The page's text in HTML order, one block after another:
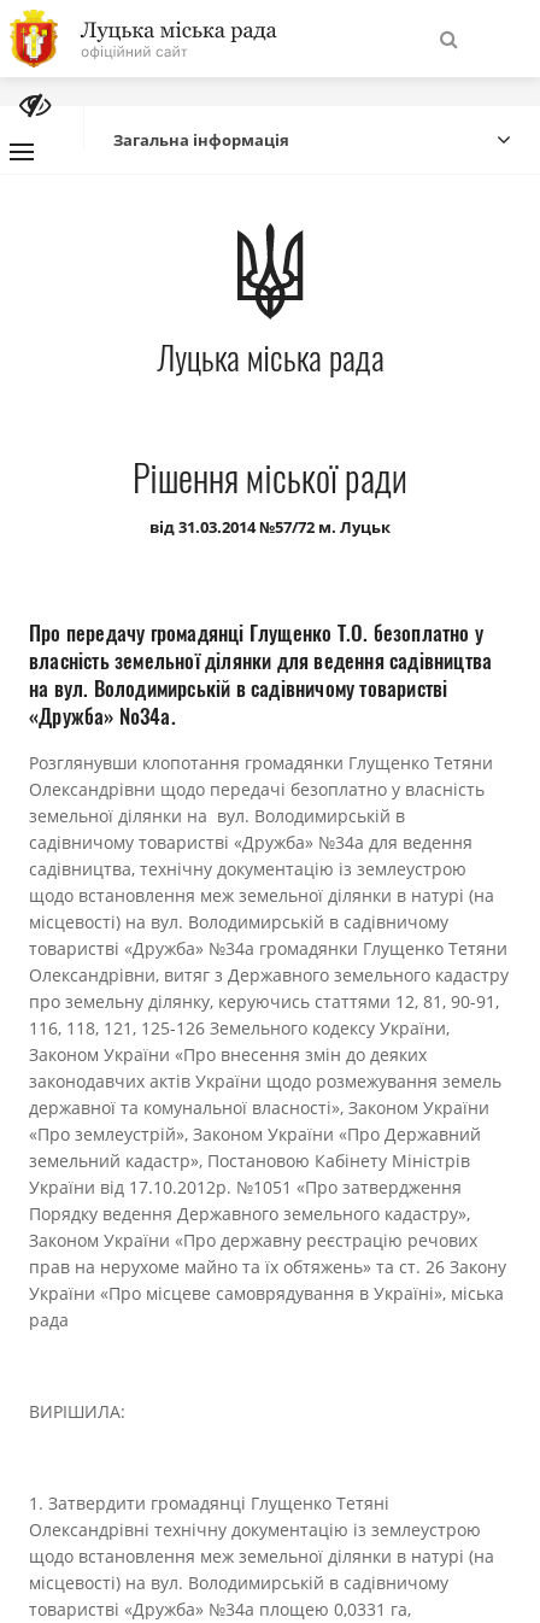
На
головну
Про місто
Міська влада
Міська рада
Публічна інформація
Документи
Загальна інформація
Луцька міська рада
Рішення міської ради
від 31.03.2014 №57/72 м. Луцьк
Про передачу громадянці Глущенко Т.О. безоплатно у
власність земельної ділянки для ведення садівництва
на вул. Володимирській в садівничому товаристві
«Дружба» №34а.
Розглянувши клопотання громадянки Глущенко Тетяни
Олександрівни щодо передачі безоплатно у власність
земельної ділянки на вул. Володимирській в
садівничому товаристві «Дружба» №34а для ведення
садівництва, технічну документацію із землеустрою
щодо встановлення меж земельної ділянки в натурі (на
місцевості) на вул. Володимирській в садівничому
товаристві «Дружба» №34а громадянки Глущенко Тетяни
Олександрівни, витяг з Державного земельного кадастру
про земельну ділянку, керуючись статтями 12, 81, 90-91,
116, 118, 121, 125-126 Земельного кодексу України,
Законом України «Про внесення змін до деяких
законодавчих актів України щодо розмежування земель
державної та комунальної власності», Законом України
«Про землеустрій», Законом України «Про Державний
земельний кадастр», Постановою Кабінету Міністрів
України від 17.10.2012р. №1051 «Про затвердження
Порядку ведення Державного земельного кадастру»,
Законом України «Про державну реєстрацію речових
прав на нерухоме майно та їх обтяжень» та ст. 26 Закону
України «Про місцеве самоврядування в Україні», міська
рада
ВИРІШИЛА:
1. Затвердити громадянці Глущенко Тетяні
Олександрівні технічну документацію із землеустрою
щодо встановлення меж земельної ділянки в натурі (на
місцевості) на вул. Володимирській в садівничому
товаристві «Дружба» №34а площею 0,0331 га,